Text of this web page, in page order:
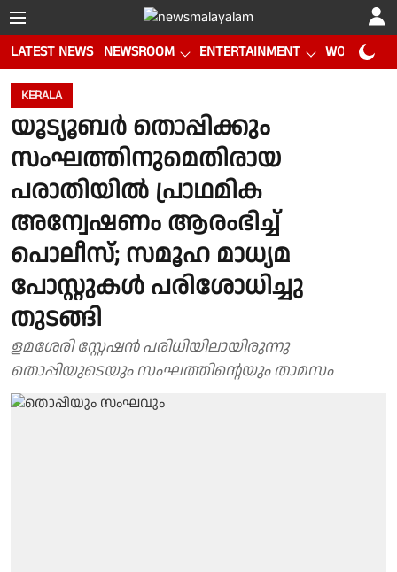
LATEST NEWS NEWSROOM ENTERTAINMENT WORLD CUP
KERALA
യൂട്യൂബർ തൊപ്പിക്കും
സംഘത്തിനുമെതിരായ
പരാതിയിൽ പ്രാഥമിക
അന്വേഷണം ആരംഭിച്ച്
പൊലീസ്; സമൂഹ മാധ്യമ
പോസ്റ്റുകൾ പരിശോധിച്ചു
തുടങ്ങി
ളമശേരി സ്റ്റേഷൻ പരിധിയിലായിരുന്നു
തൊപ്പിയുടെയും സംഘത്തിന്റെയും താമസം